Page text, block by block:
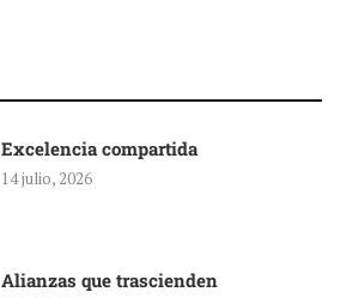
Excelencia compartida
14 julio, 2026
Alianzas que trascienden